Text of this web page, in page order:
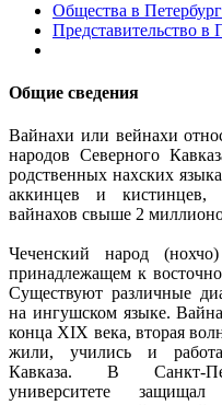
Общества в
Представительство в
Общие сведения
Вайнахи или вейнахи
народов Северного
родственных нахских
аккинцев и кистинцев,
вайнахов свыше 2
Чеченский народ
принадлежащем к
Существуют различные
на ингушском языке.
конца XIX века, вторая
жили, учились и
Кавказа. В Санкт-
университете